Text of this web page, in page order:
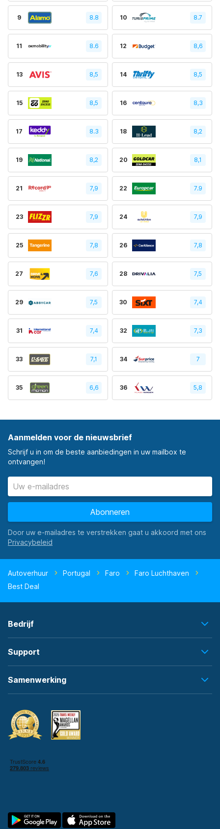
9 8.8 10 8.7
11 8.6 12 8,6
13 8,5 14 8,5
15 8,5 16 8,3
17 8.3 18 8,2
19 8,2 20 8,1
21 7,9 22 7.9
23 7,9 24 7,9
25 7,8 26 7,8
27 7,6 28 7,5
29 7,5 30 7,4
31 7,4 32 7,3
33 7,1 34 7
35 6,6 36 5,8
Aanmelden voor de nieuwsbrief
Schrijf u in om de beste aanbiedingen in uw mailbox te
ontvangen!
Abonneren
Door uw e-mailadres te verstrekken gaat u akkoord met ons
Autoverhuur Portugal Faro
Faro Luchthaven
Best Deal
Bedrijf
Support
Samenwerking